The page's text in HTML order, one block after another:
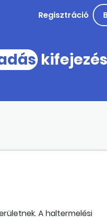
Regisztráció
A haltermelési